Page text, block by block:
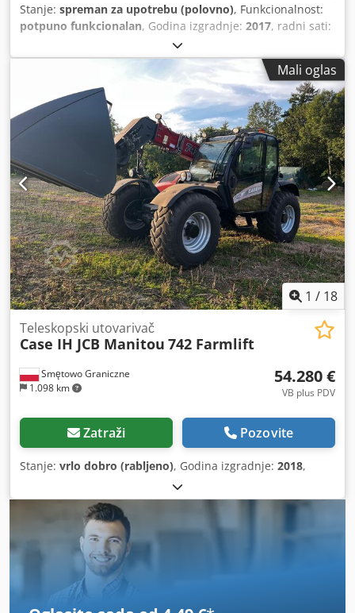
Stanje: spreman za upotrebu (polovno), Funkcionalnost:
potpuno funkcionalan, Godina izgradnje: 2017, radni sati:
366 kW (497,62 KS)
maksimalna brzina:30 km/h, prva registracija:07/2017,
sljedeći pregled (TÜV):07/2026
, dimenzija stražnje gume:
500/85 R24, broj mašine/vozila:YHG233775, Oprema:
kabina, klima-uređaj, kvačilo prikolice, rasvjeta, repa
rezač
Mali oglas
1 / 18
Smętowo Graniczne
1.098 km
Teleskopski utovarivač
Case IH JCB Manitou 742 Farmlift
54.280 €
VB plus PDV
Zatraži Pozovite
Stanje: vrlo dobro (rabljeno), Godina izgradnje: 2018,